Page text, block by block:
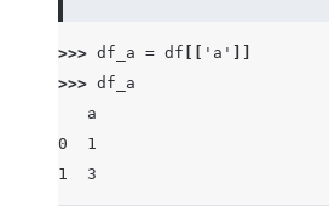
>>> df_a = df 'a'
>>> df_a
   a
0  1
1  3